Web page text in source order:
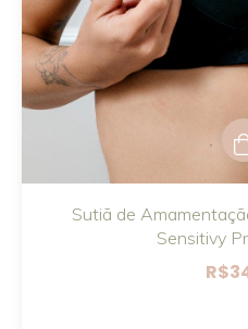
Sutiã de
Sensitivy